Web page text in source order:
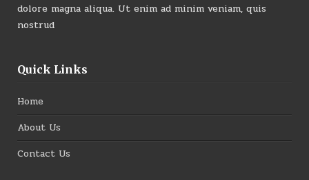
dolore magna aliqua. Ut enim ad minim veniam, quis
nostrud
Quick Links
Home
About Us
Contact Us